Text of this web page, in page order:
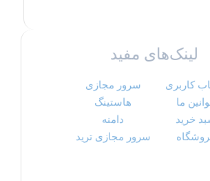
لینک‌های مفید
کاربری
ما
خرید
سرور مجازی
هاستینگ
دامنه
سرور مجازی ترید